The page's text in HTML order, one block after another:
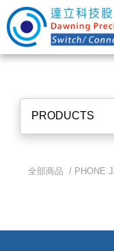
PRODUCTS
全部商品 / PHONE